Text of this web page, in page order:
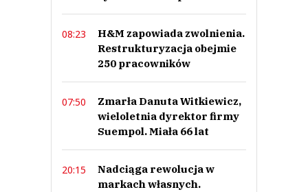
08:23
H&M zapowiada zwolnienia.
Restrukturyzacja obejmie
250 pracowników
07:50
Zmarła Danuta Witkiewicz,
wieloletnia dyrektor firmy
Suempol. Miała 66 lat
20:15
Nadciąga rewolucja w
markach własnych.